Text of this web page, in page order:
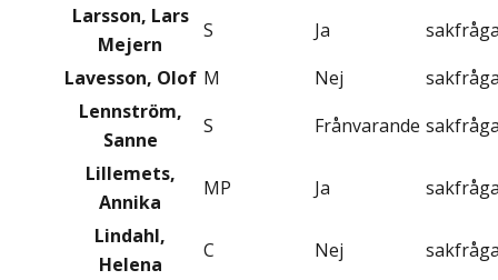
Larsson, Lars
Mejern
S Ja
Lavesson, Olof M Nej
Lennström,
Sanne
S Frånvarande
Lillemets,
Annika
MP Ja
Lindahl,
Helena
C Nej